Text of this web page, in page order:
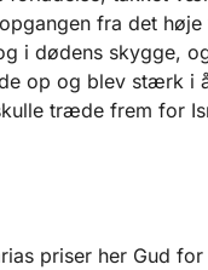
fra det
i dødens skygge,
op og blev stærk i
træde frem for
priser her Gud